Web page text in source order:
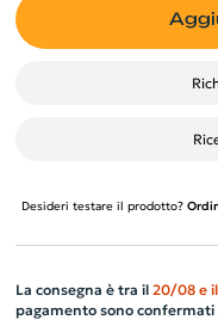
Desideri testare il prodotto?
La consegna è tra il 20/08 e il
pagamento sono